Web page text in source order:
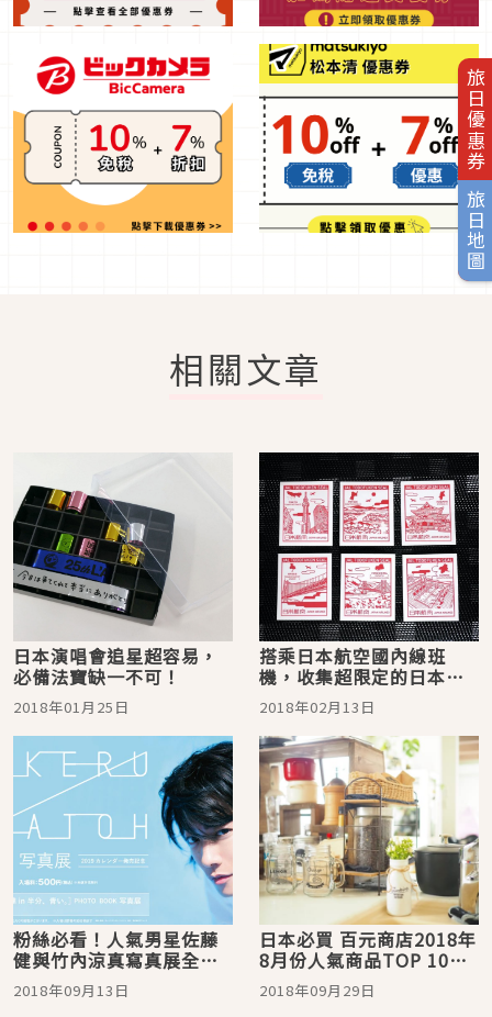
旅日優惠券
旅日地圖
相關文章
日本演唱會追星超容易，
必備法寶缺一不可！
2018年01月25日
搭乘日本航空國內線班
機，收集超限定的日本都
道府縣貼紙吧
2018年02月13日
粉絲必看！人氣男星佐藤
健與竹內涼真寫真展全日
本巡迴！
2018年09月13日
日本必買 百元商店2018年
8月份人氣商品TOP 10！
最受日本女性喜愛的雜貨
大公開
2018年09月29日